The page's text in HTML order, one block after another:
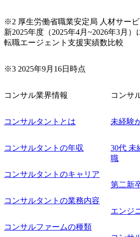
ーションの開発 など) シンプレクス
アケイパビリティを活かた確度の高
できる 2026年8月21日(金) 19:30〜
く可能性がございます。 このたび、
できる機会ですので、ぜひご参加くだ
名参加する予定です！ ●費用 : 無料
している方
※2 厚生労働省職業安定局 人材サー
新2025年度（2025年4月~2026年3月
転職エージェント支援実績数比較
※3 2025年9月16日時点
コンサル業界情報
コンサルタントとは
コンサルタントの年収
コンサルタントのキャリア
コンサルタントの業務内容
コンサルファームの種類
コンサ
未経験
30代 未
職
第二新
エンジ